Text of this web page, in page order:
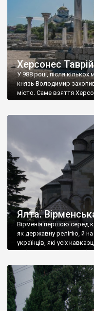
Херсонес
У 988 році, після кількох
князь Володимир
місто. Саме взяття
диктувати свої умови
Херсонесі Володимир-
А потім було Хрещення
Ялта.
Вірменія першою серед
як державну релігію, й
українців, які усіх
є відданими вірянами